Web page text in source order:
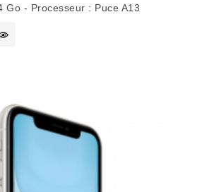
Go - Processeur : Puce A13